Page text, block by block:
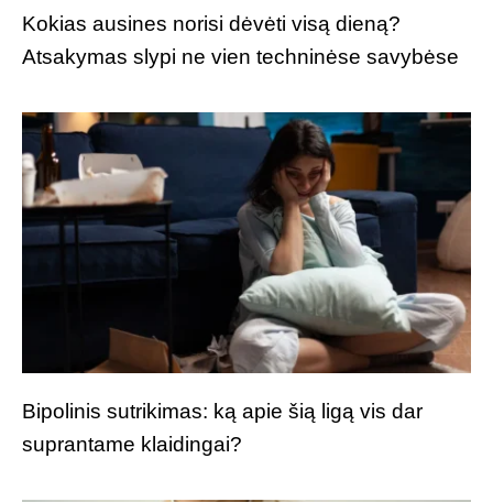
Kokias ausines norisi dėvėti visą dieną?
Atsakymas slypi ne vien techninėse savybėse
Bipolinis sutrikimas: ką apie šią ligą vis dar
suprantame klaidingai?